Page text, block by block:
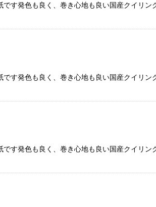
発色も良く、巻き心地も良い国産クイリン
発色も良く、巻き心地も良い国産クイリン
発色も良く、巻き心地も良い国産クイリン